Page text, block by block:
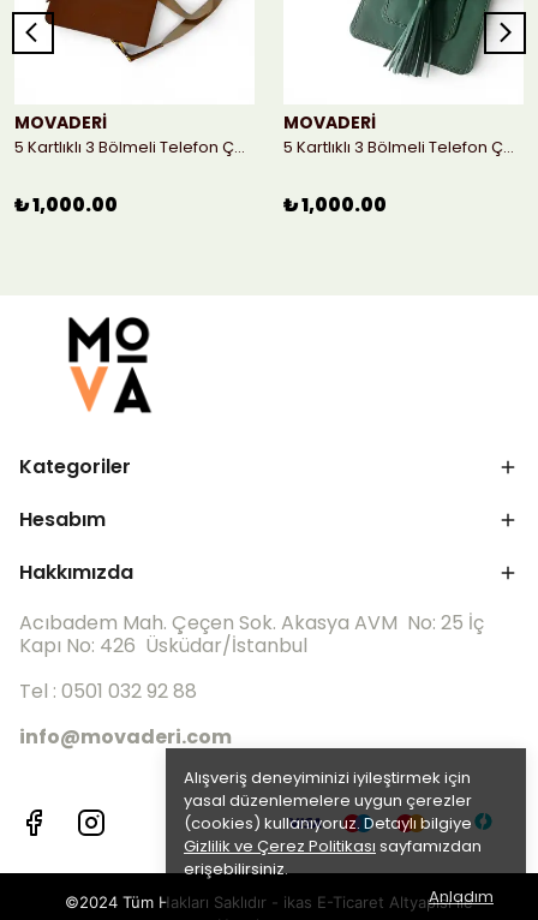
Alışveriş deneyiminizi iyileştirmek için
yasal düzenlemelere uygun çerezler
(cookies) kullanıyoruz. Detaylı bilgiye
Gizlilik ve Çerez Politikası sayfamızdan
erişebilirsiniz.
Anladım
MOVADERİ
5 Kartlıklı 3 Bölmeli Telefon Çantası - Taba
₺ 1,000.00
MOVADERİ
5 Kartlıklı 3 Bölmeli Telefon Çantası
₺ 1,000.00
Kategoriler
Hesabım
Hakkımızda
Acıbadem Mah. Çeçen Sok. Akasya AVM No: 25 İç
Kapı No: 426 Üsküdar/İstanbul
Tel : 0501 032 92 88
info@movaderi.com
©2024 Tüm Hakları Saklıdır - ikas E-Ticaret Altyapısı ile